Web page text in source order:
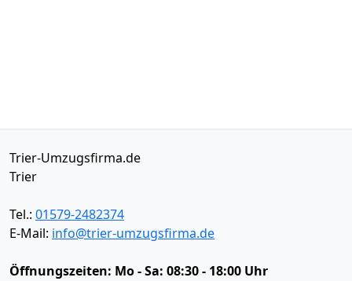
Trier-Umzugsfirma.de
Trier
Tel.: 01579-2482374
E-Mail: info@trier-umzugsfirma.de
Öffnungszeiten: Mo - Sa: 08:30 - 18:00 Uhr